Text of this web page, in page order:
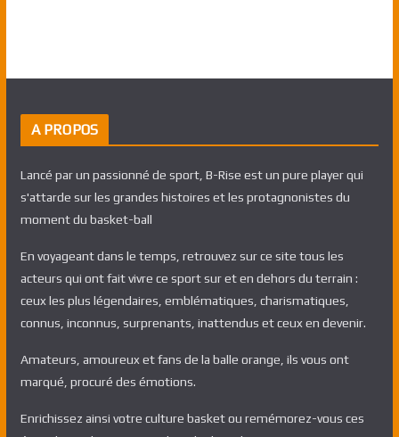
A PROPOS
Lancé par un passionné de sport, B-Rise est un pure player qui
s'attarde sur les grandes histoires et les protagnonistes du
moment du basket-ball
En voyageant dans le temps, retrouvez sur ce site tous les
acteurs qui ont fait vivre ce sport sur et en dehors du terrain :
ceux les plus légendaires, emblématiques, charismatiques,
connus, inconnus, surprenants, inattendus et ceux en devenir.
Amateurs, amoureux et fans de la balle orange, ils vous ont
marqué, procuré des émotions.
Enrichissez ainsi votre culture basket ou remémorez-vous ces